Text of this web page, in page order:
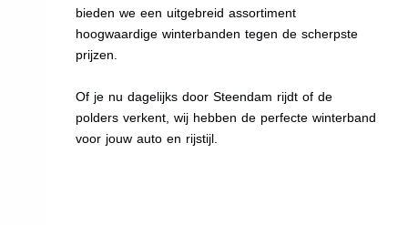
bieden we een uitgebreid assortiment
hoogwaardige winterbanden tegen de scherpste
prijzen.
Of je nu dagelijks door Steendam rijdt of de
polders verkent, wij hebben de perfecte winterband
voor jouw auto en rijstijl.